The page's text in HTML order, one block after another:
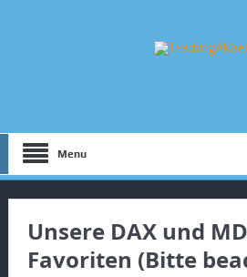
Menu
Unsere DAX und
Favoriten (Bitte